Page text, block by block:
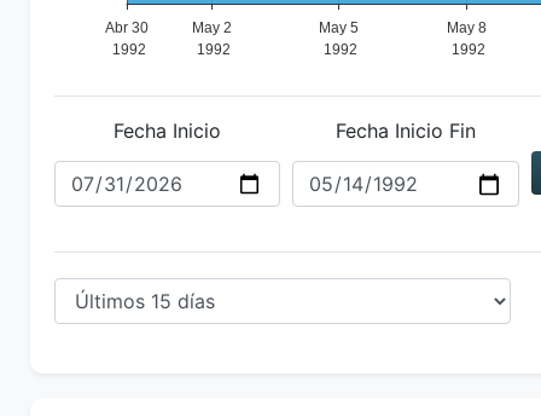
Fecha Inicio
Fecha Inicio Fin